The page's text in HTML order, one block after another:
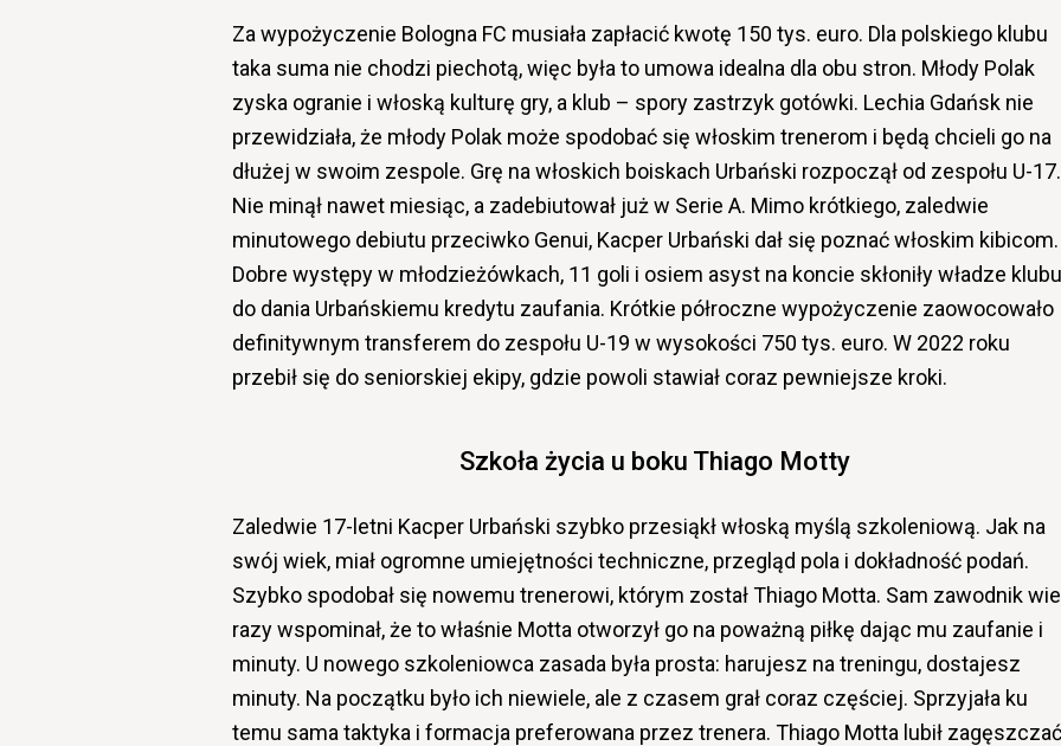
Za wypożyczenie Bologna FC musiała zapłacić kwotę 150 tys. euro. Dla polskiego klubu
taka suma nie chodzi piechotą, więc była to umowa idealna dla obu stron. Młody Polak
zyska ogranie i włoską kulturę gry, a klub – spory zastrzyk gotówki. Lechia Gdańsk nie
przewidziała, że młody Polak może spodobać się włoskim trenerom i będą chcieli go na
dłużej w swoim zespole. Grę na włoskich boiskach Urbański rozpoczął od zespołu U-17.
Nie minął nawet miesiąc, a zadebiutował już w Serie A. Mimo krótkiego, zaledwie
minutowego debiutu przeciwko Genui, Kacper Urbański dał się poznać włoskim kibicom.
Dobre występy w młodzieżówkach, 11 goli i osiem asyst na koncie skłoniły władze klubu
do dania Urbańskiemu kredytu zaufania. Krótkie półroczne wypożyczenie zaowocowało
definitywnym transferem do zespołu U-19 w wysokości 750 tys. euro. W 2022 roku
przebił się do seniorskiej ekipy, gdzie powoli stawiał coraz pewniejsze kroki.
Szkoła życia u boku Thiago Motty
Zaledwie 17-letni Kacper Urbański szybko przesiąkł włoską myślą szkoleniową. Jak na
swój wiek, miał ogromne umiejętności techniczne, przegląd pola i dokładność podań.
Szybko spodobał się nowemu trenerowi, którym został Thiago Motta. Sam zawodnik
razy wspominał, że to właśnie Motta otworzył go na poważną piłkę dając mu zaufanie i
minuty. U nowego szkoleniowca zasada była prosta: harujesz na treningu, dostajesz
minuty. Na początku było ich niewiele, ale z czasem grał coraz częściej. Sprzyjała ku
temu sama taktyka i formacja preferowana przez trenera. Thiago Motta lubił zagęszczać